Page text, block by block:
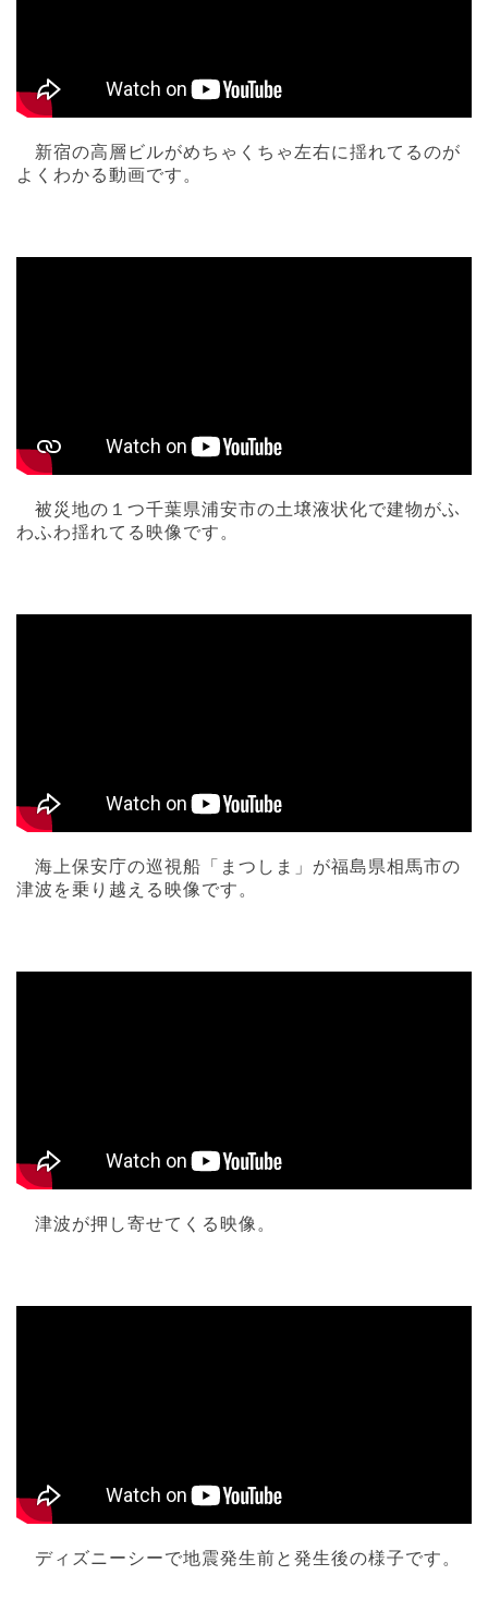
新宿の高層ビルがめちゃくちゃ左右に揺れてるのが
よくわかる動画です。
被災地の１つ千葉県浦安市の土壌液状化で建物がふ
わふわ揺れてる映像です。
海上保安庁の巡視船「まつしま」が福島県相馬市の
津波を乗り越える映像です。
津波が押し寄せてくる映像。
ディズニーシーで地震発生前と発生後の様子です。